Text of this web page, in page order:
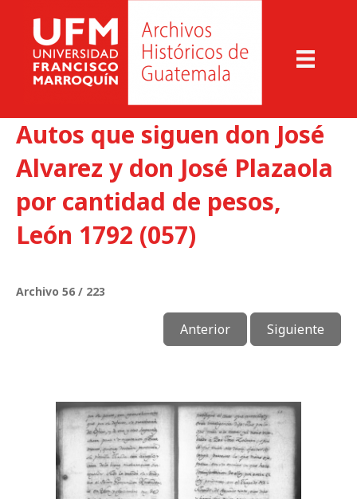
Autos que siguen don José
Alvarez y don José Plazaola
por cantidad de pesos,
León 1792 (057)
Archivo 56 / 223
Anterior Siguiente